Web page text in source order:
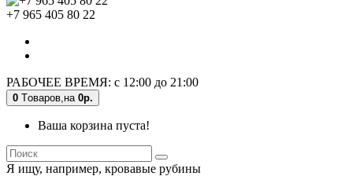
+7 965 405 80 22
РАБОЧЕЕ ВРЕМЯ: с 12:00 до 21:00
0 Tоваров, на 0р.
Ваша корзина пуста!
Я ищу, например, кровавые рубины